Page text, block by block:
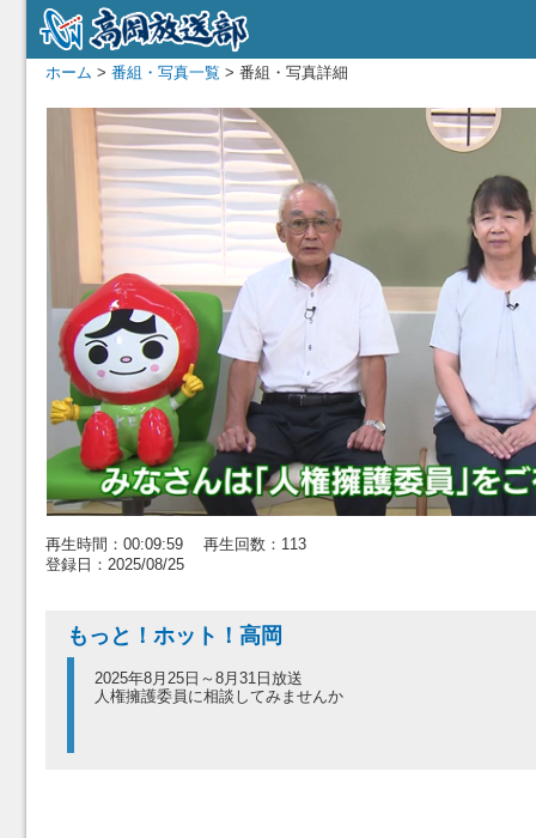
ホーム > 番組・写真一覧 > 番組・写真詳細
再生時間：00:09:59 再生回数：113
登録日：2025/08/25
もっと！ホット！高岡
2025年8月25日～8月31日放送
人権擁護委員に相談してみませんか